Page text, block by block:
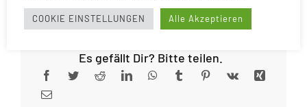
Es gefällt Dir? Bitte teilen.
COOKIE EINSTELLUNGEN Alle Akzeptieren